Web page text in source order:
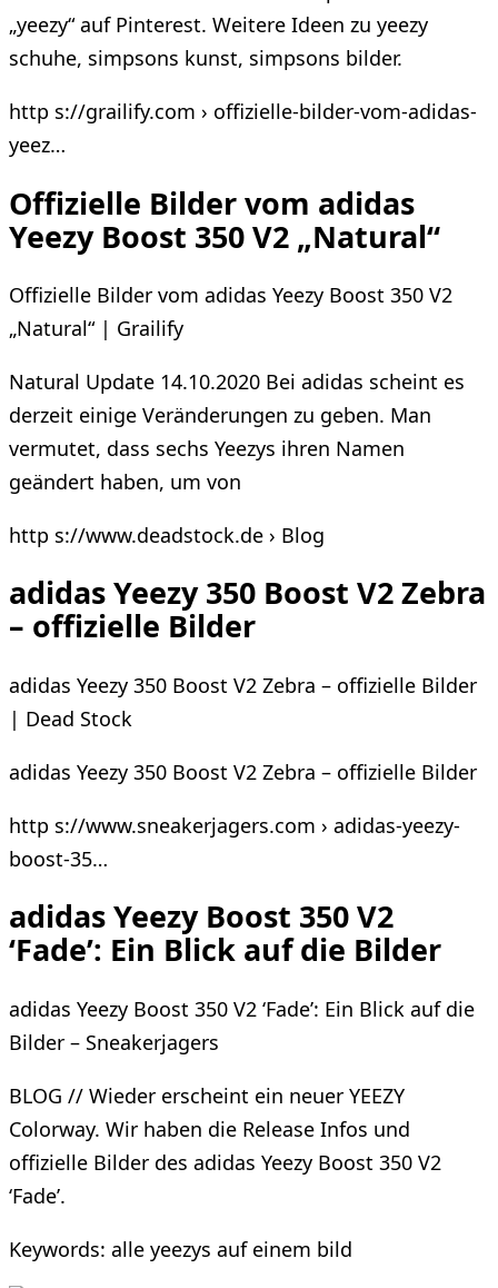
„yeezy“ auf Pinterest. Weitere Ideen zu yeezy
schuhe, simpsons kunst, simpsons bilder.
http s://grailify.com › offizielle-bilder-vom-adidas-
yeez…
Offizielle Bilder vom adidas
Yeezy Boost 350 V2 „Natural“
Offizielle Bilder vom adidas Yeezy Boost 350 V2
„Natural“ | Grailify
Natural Update 14.10.2020 Bei adidas scheint es
derzeit einige Veränderungen zu geben. Man
vermutet, dass sechs Yeezys ihren Namen
geändert haben, um von
http s://www.deadstock.de › Blog
adidas Yeezy 350 Boost V2 Zebra
– offizielle Bilder
adidas Yeezy 350 Boost V2 Zebra – offizielle Bilder
| Dead Stock
adidas Yeezy 350 Boost V2 Zebra – offizielle Bilder
http s://www.sneakerjagers.com › adidas-yeezy-
boost-35…
adidas Yeezy Boost 350 V2
‘Fade’: Ein Blick auf die Bilder
adidas Yeezy Boost 350 V2 ‘Fade’: Ein Blick auf die
Bilder – Sneakerjagers
BLOG // Wieder erscheint ein neuer YEEZY
Colorway. Wir haben die Release Infos und
offizielle Bilder des adidas Yeezy Boost 350 V2
‘Fade’.
Keywords: alle yeezys auf einem bild